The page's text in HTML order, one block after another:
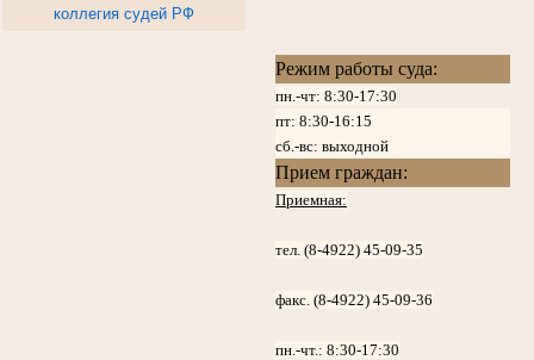
коллегия судей РФ
Режим работы суда:
пн.-чт: 8:30-17:30
пт: 8:30-16:15
сб.-вс: выходной
Прием граждан:
Приемная:
тел. (8-4922) 45-09-35
факс. (8-4922) 45-09-36
пн.-чт.:8:30-17:30